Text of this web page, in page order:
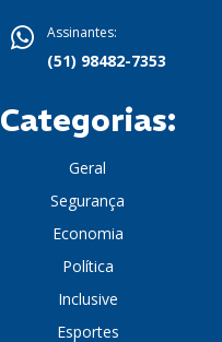
Assinantes:
(51) 98482-7353
Categorias:
Geral
Segurança
Economia
Política
Inclusive
Esportes